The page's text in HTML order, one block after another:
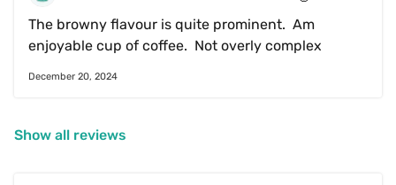
The browny flavour is quite prominent.  Am
enjoyable cup of coffee.  Not overly complex
December 20, 2024
Show all reviews